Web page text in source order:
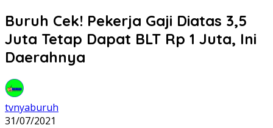
Buruh Cek! Pekerja Gaji Diatas 3,5
Juta Tetap Dapat BLT Rp 1 Juta, Ini
Daerahnya
tvnyaburuh
31/07/2021